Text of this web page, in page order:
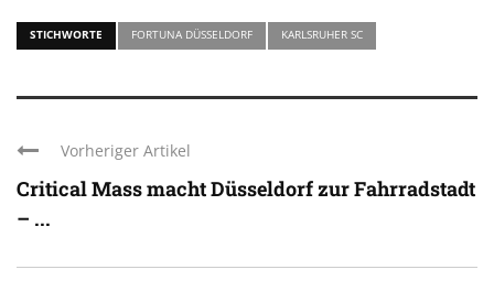
STICHWORTE FORTUNA DÜSSELDORF KARLSRUHER SC
Vorheriger Artikel
Critical Mass macht Düsseldorf zur Fahrradstadt
– ...